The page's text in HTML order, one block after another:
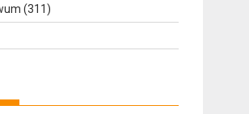
(311)